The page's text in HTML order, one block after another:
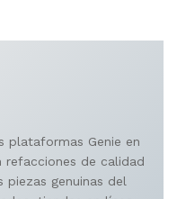
plataformas Genie en
de calidad
piezas genuinas del